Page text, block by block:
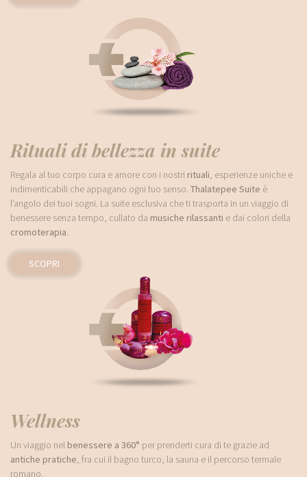
Rituali di bellezza in suite
Regala al tuo corpo cura e amore con i nostri rituali, esperienze uniche e
indimenticabili che appagano ogni tuo senso. Thalatepee Suite è
l’angolo dei tuoi sogni. La suite esclusiva che ti trasporta in un viaggio di
benessere senza tempo, cullato da musiche rilassanti e dai colori della
cromoterapia.
SCOPRI
Wellness
Un viaggio nel benessere a 360° per prenderti cura di te grazie ad
antiche pratiche, fra cui il bagno turco, la sauna e il percorso termale
romano.